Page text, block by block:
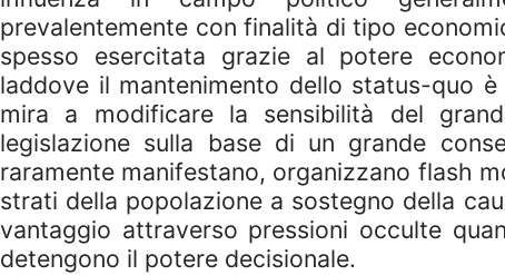
prevalentemente con finalità di tipo
spesso esercitata grazie al potere
laddove il mantenimento dello status-quo
mira a modificare la sensibilità del
legislazione sulla base di un grande
raramente manifestano, organizzano flash
strati della popolazione a sostegno della
vantaggio attraverso pressioni occulte
detengono il potere decisionale.